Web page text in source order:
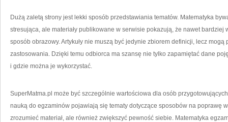
Dużą zaletą strony jest lekki sposób przedstawiania tematów. Matematyka
stresująca, ale materiały publikowane w serwisie pokazują, że nawet
sposób obrazowy. Artykuły nie muszą być jedynie zbiorem definicji, lecz
zastosowania. Dzięki temu odbiorca ma szansę nie tylko zapamiętać dane
i gdzie można je wykorzystać.
SuperMatma.pl może być szczególnie wartościowa dla osób
nauką do egzaminów pojawiają się tematy dotyczące sposobów na poprawę
zrozumieć materiał, ale również zwiększyć pewność siebie. Matematyka